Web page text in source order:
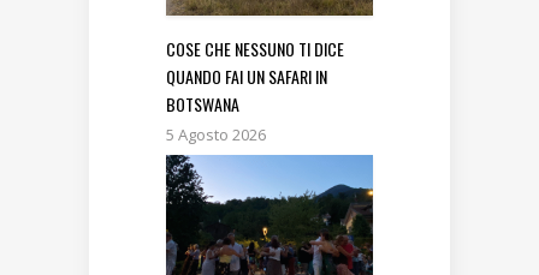
COSE CHE NESSUNO TI DICE
QUANDO FAI UN SAFARI IN
BOTSWANA
5 Agosto 2026